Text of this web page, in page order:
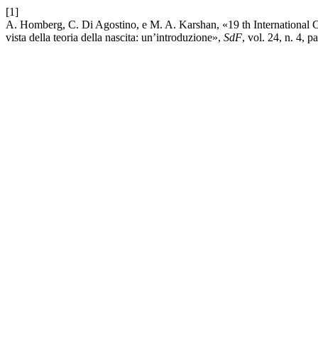
[1]
A. Homberg, C. Di Agostino, e M. A. Karshan, «19 th International
vista della teoria della nascita: un’introduzione», SdF, vol. 24, n. 4,